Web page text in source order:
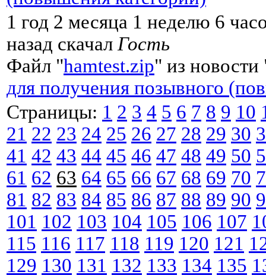
1 год 2 месяца 1 неделю 6
назад скачал Гость
Файл "hamtest.zip" из новости
для получения позывного
Страницы: 1 2 3 4 5 6 7 8 9 10
21 22 23 24 25 26 27 28 29 30
41 42 43 44 45 46 47 48 49 50
61 62 63 64 65 66 67 68 69 70
81 82 83 84 85 86 87 88 89 90
101 102 103 104 105 106 107
115 116 117 118 119 120 121
129 130 131 132 133 134 135